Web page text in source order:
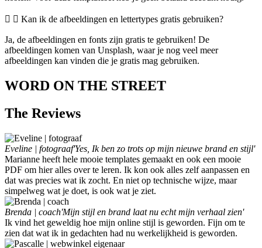
Kan ik de afbeeldingen en lettertypes gratis gebruiken?
Ja, de afbeeldingen en fonts zijn gratis te gebruiken! De
afbeeldingen komen van Unsplash, waar je nog veel meer
afbeeldingen kan vinden die je gratis mag gebruiken.
WORD ON THE STREET
The Reviews
Eveline | fotograaf'Yes, Ik ben zo trots op mijn nieuwe brand en stijl'
Marianne heeft hele mooie templates gemaakt en ook een mooie
PDF om hier alles over te leren. Ik kon ook alles zelf aanpassen en
dat was precies wat ik zocht. En niet op technische wijze, maar
simpelweg wat je doet, is ook wat je ziet.
Brenda | coach'Mijn stijl en brand laat nu echt mijn verhaal zien'
Ik vind het geweldig hoe mijn online stijl is geworden. Fijn om te
zien dat wat ik in gedachten had nu werkelijkheid is geworden.